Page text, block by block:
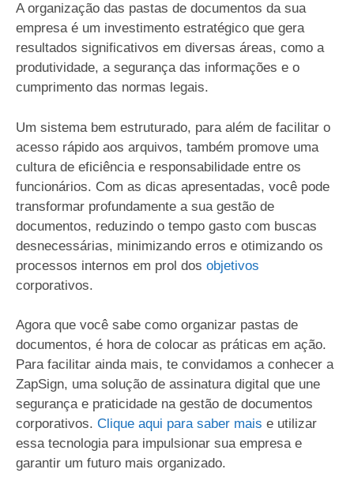
A organização das pastas de documentos da sua
empresa é um investimento estratégico que gera
resultados significativos em diversas áreas, como a
produtividade, a segurança das informações e o
cumprimento das normas legais.
Um sistema bem estruturado, para além de facilitar o
acesso rápido aos arquivos, também promove uma
cultura de eficiência e responsabilidade entre os
funcionários. Com as dicas apresentadas, você pode
transformar profundamente a sua gestão de
documentos, reduzindo o tempo gasto com buscas
desnecessárias, minimizando erros e otimizando os
processos internos em prol dos objetivos
corporativos.
Agora que você sabe como organizar pastas de
documentos, é hora de colocar as práticas em ação.
Para facilitar ainda mais, te convidamos a conhecer a
ZapSign, uma solução de assinatura digital que une
segurança e praticidade na gestão de documentos
corporativos. Clique aqui para saber mais e utilizar
essa tecnologia para impulsionar sua empresa e
garantir um futuro mais organizado.